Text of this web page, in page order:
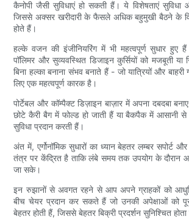
कैनोपी जैसी सुविधाएं हो सकती हैं। ये विशेषताएं सुविधा
जिससे अक्सर खरीदारी के फैसले अधिक बहुमुखी बैठने के
होते हैं।
हल्के वजन की इंजीनियरिंग में भी महत्वपूर्ण सुधार हुए
पॉलिमर और सुव्यवस्थित डिजाइन कुर्सियों को मजबूती या
बिना हल्का बनाना संभव बनाते हैं - जो यात्रियों और बाहरी
लिए एक महत्वपूर्ण कारक है।
पोर्टेबल और कॉम्पैक्ट डिज़ाइन बाज़ार में अपना दबदबा
छोटे कैरी बैग में फोल्ड हो जाती हैं या बैकपैक में आसानी से
सुविधा प्रदान करती हैं।
अंत में, एर्गोनॉमिक सुधारों का ध्यान बेहतर लम्बर सपोर्ट
तंत्र पर केंद्रित है ताकि लंबे समय तक उपयोग के दौरान
जा सके।
इन रुझानों से अवगत रहने से आप अपने ग्राहकों को
बीच चेयर प्रदान कर सकते हैं जो उनकी अपेक्षाओं को
बेहतर होती हैं, जिससे बेहतर बिक्री प्रदर्शन सुनिश्चित होता